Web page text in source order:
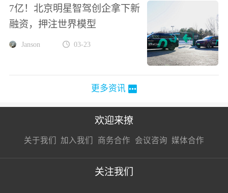
7亿！北京明星智驾创企拿下新
融资，押注世界模型
Janson 03-23
更多资讯
欢迎来撩
关于我们 加入我们
接扔简历
商务合作
接开聊
会议咨询 媒体合作
接开聊
关注我们